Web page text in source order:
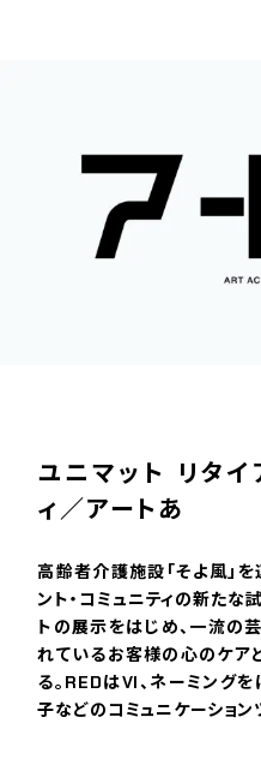
ユニマット リタイ
ィ／アートあ
高齢者介護施設「そよ風」
ント・コミュニティの新たな
トの展示をはじめ、一流の
れているお客様の心のケア
る。REDはVI、ネーミング
子などのコミュニケーション